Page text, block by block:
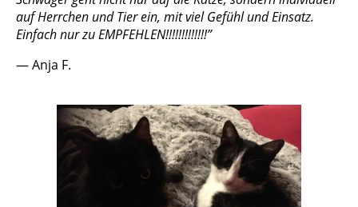
auf Herrchen und Tier ein, mit viel Gefühl und Einsatz.
Einfach nur zu EMPFEHLEN!!!!!!!!!!!!!”
— Anja F.